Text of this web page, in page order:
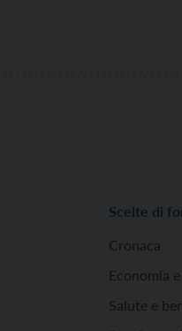
Scelte di
Cronaca
Economia
Salute e